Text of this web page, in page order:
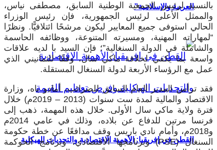
العربية والإسلامية”
القطن في إفريقيا: الأهمية الاقتصادية والتحديات الهيكلية
بالنسبة لرئيس الجمعية الوطنية السابق، مصطفى نياس،
والممثل الأعلى لرئيس الجمهورية، فإن رئيس الوزراء
الحالي استوفى جميع المعايير ليكون مرشحًا ائتلافيًّا. ونظرًا
“لمهاراته المهنية، ومسيرته المتنوعة، ووظائفه الحاسمة
والشاملة في الدولة السنغالية”؛ فإن السيد با لديه علاقات
واسعة بما يكفي لخلافة ماكي سال، وفقًا للثمانيني الذي
عمل مع الرؤساء الأربعة لدولة السنغال المستقلة.
فقد ترأس المدير العام السابق للضرائب، أمادو باه، وزارة
الاقتصاد والمالية لمدة ست سنوات (2013 – 2019م) خلال
فترة ولاية ماكي سال الأولى. خلال هذه المهمة، ذهب إلى
فرنسا مرتين للدفاع عن بلاده، وذلك في عامي 2014م
و2018م، وأمام نادي باريس وقف مدافعًا عن خطة حكومة
السنغال (PSE) وبرنامجها الاقتصادي، وبرنامج الحوكمة